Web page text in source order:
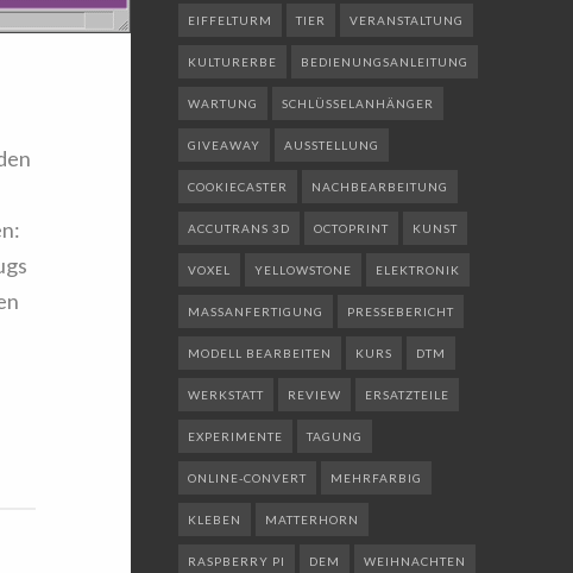
EIFFELTURM TIER VERANSTALTUNG
KULTURERBE BEDIENUNGSANLEITUNG
WARTUNG SCHLÜSSELANHÄNGER
GIVEAWAY AUSSTELLUNG
COOKIECASTER NACHBEARBEITUNG
ACCUTRANS 3D OCTOPRINT KUNST
VOXEL YELLOWSTONE ELEKTRONIK
MASSANFERTIGUNG PRESSEBERICHT
MODELL BEARBEITEN KURS DTM
WERKSTATT REVIEW ERSATZTEILE
EXPERIMENTE TAGUNG
ONLINE-CONVERT MEHRFARBIG
KLEBEN MATTERHORN
RASPBERRY PI DEM WEIHNACHTEN